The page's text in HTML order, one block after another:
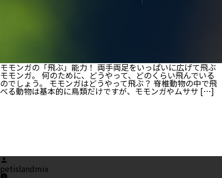
モモンガの「飛ぶ」能力！ 両手両足をいっぱいに広げて飛ぶ
モモンガ。 何のために、どうやって、どのくらい飛んでいる
のでしょう。 モモンガはどうやって飛ぶ？ 脊椎動物の中で飛
べる動物は基本的に鳥類だけですが、モモンガやムササ […]
Posted
by
petislandmix